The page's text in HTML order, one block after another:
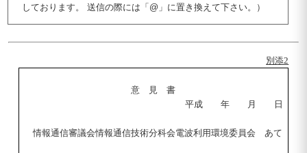
しております。 送信の際には「@」に置き換えて下さい。）
別添2
意 見 書
平成 年 月 日
情報通信審議会情報通信技術分科会電波利用環境委員会 あて